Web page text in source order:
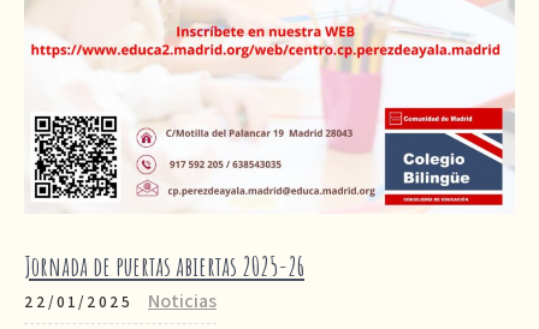
Jornada de puertas abiertas 2025-26
22/01/2025
Noticias